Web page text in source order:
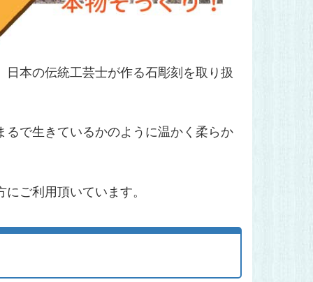
本の伝統工芸士が作る石彫刻を取り扱
で生きているかのように温かく柔らか
ご利用頂いています。